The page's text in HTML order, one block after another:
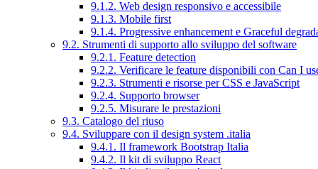
9.1.2. Web design responsivo e accessibile
9.1.3. Mobile first
9.1.4. Progressive enhancement e Graceful
9.2. Strumenti di supporto allo sviluppo del software
9.2.1. Feature detection
9.2.2. Verificare le feature disponibili con Can I
9.2.3. Strumenti e risorse per CSS e JavaScript
9.2.4. Supporto browser
9.2.5. Misurare le prestazioni
9.3. Catalogo del riuso
9.4. Sviluppare con il design system .italia
9.4.1. Il framework Bootstrap Italia
9.4.2. Il kit di sviluppo React